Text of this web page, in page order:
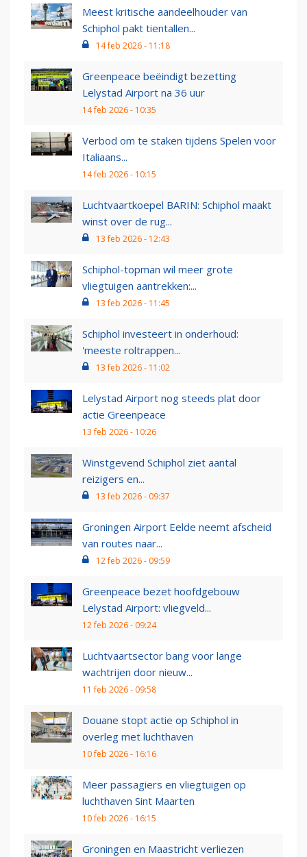
Meest kritische aandeelhouder van
Schiphol pakt tientallen...
14 feb 2026 - 11:18
Greenpeace beëindigt bezetting
Lelystad Airport na 36 uur
14 feb 2026 - 10:35
Verbod om te staken tijdens Spelen voor
Italiaans...
14 feb 2026 - 10:15
Luchtvaartkoepel BARIN: Schiphol maakt
winst over de rug...
13 feb 2026 - 12:43
Schiphol-topman wil meer grote
vliegtuigen aantrekken:...
13 feb 2026 - 11:45
Schiphol investeert in onderhoud:
'meeste roltrappen...
13 feb 2026 - 11:02
Lelystad Airport nog steeds plat door
actie Greenpeace
13 feb 2026 - 10:26
Winstgevend Schiphol ziet aantal
reizigers en...
13 feb 2026 - 09:37
Groningen Airport Eelde neemt afscheid
van routes naar...
12 feb 2026 - 09:59
Greenpeace bezet hoofdgebouw
Lelystad Airport: vliegveld...
12 feb 2026 - 09:24
Luchtvaartsector bang voor lange
wachtrijen door nieuw...
11 feb 2026 - 09:58
Douane stopt actie op Schiphol in
overleg met luchthaven
10 feb 2026 - 16:16
Meer passagiers en vliegtuigen op
luchthaven Sint Maarten
10 feb 2026 - 16:15
Groningen en Maastricht verliezen